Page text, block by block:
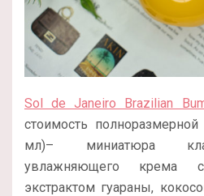
Sol de Janeiro Brazilian
стоимость
мл)– миниатюра
увлажняющего крема
экстрактом гуараны,